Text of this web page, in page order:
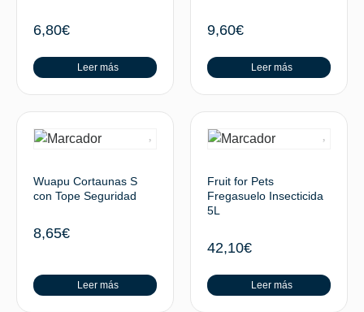
6,80€
Leer más
9,60€
Leer más
Wuapu Cortaunas S
con Tope Seguridad
8,65€
Leer más
Fruit for Pets
Fregasuelo Insecticida
5L
42,10€
Leer más